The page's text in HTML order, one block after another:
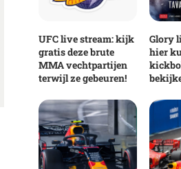
UFC live stream: kijk
gratis deze brute
MMA vechtpartijen
terwijl ze gebeuren!
Glory
hier